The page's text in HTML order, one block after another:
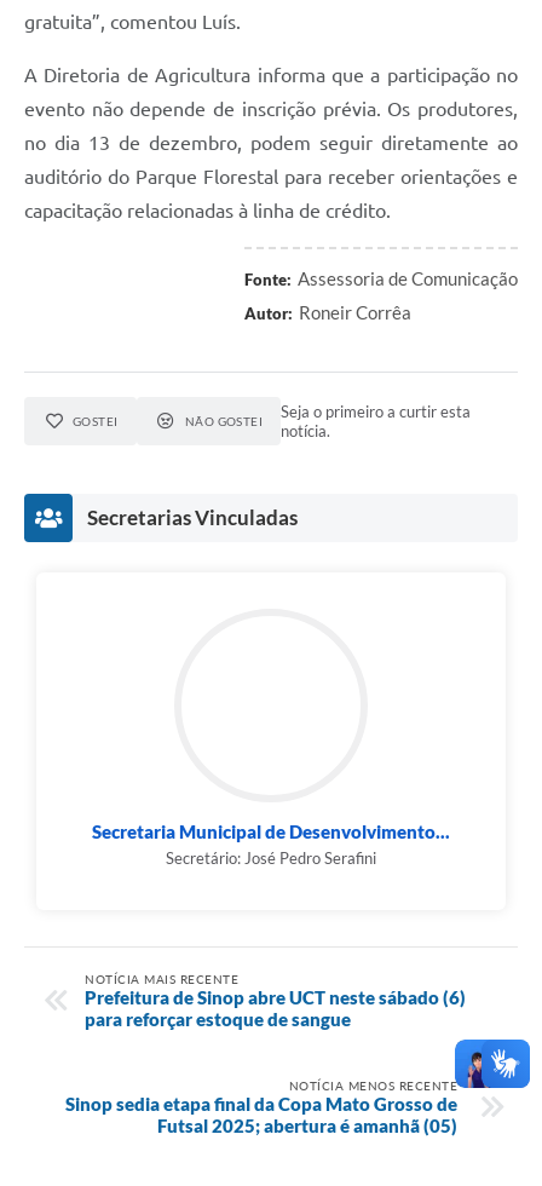
gratuita”, comentou Luís.
A Diretoria de Agricultura informa que a participação no
evento não depende de inscrição prévia. Os produtores,
no dia 13 de dezembro, podem seguir diretamente ao
auditório do Parque Florestal para receber orientações e
capacitação relacionadas à linha de crédito.
Fonte: Assessoria de Comunicação
Autor: Roneir Corrêa
GOSTEI NÃO GOSTEI
Seja o primeiro a curtir esta
notícia.
Secretarias Vinculadas
Secretaria Municipal de Desenvolvimento...
Secretário: José Pedro Serafini
NOTÍCIA MAIS RECENTE
Prefeitura de Sinop abre UCT neste sábado (6)
para reforçar estoque de sangue
NOTÍCIA MENOS RECENTE
Sinop sedia etapa final da Copa Mato Grosso de
Futsal 2025; abertura é amanhã (05)